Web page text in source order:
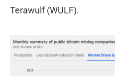
Terawulf (WULF).